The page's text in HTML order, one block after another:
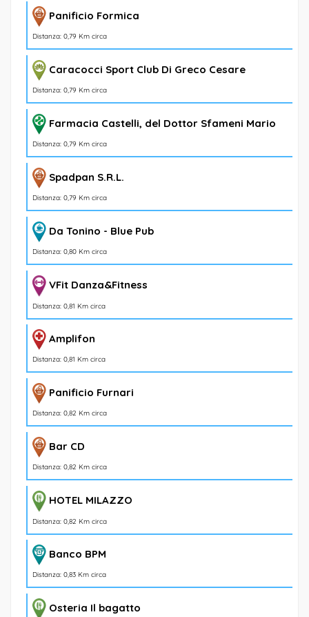
Panificio Formica
Distanza: 0,79 Km circa
Caracocci Sport Club Di Greco Cesare
Distanza: 0,79 Km circa
Farmacia Castelli, del Dottor Sfameni Mario
Distanza: 0,79 Km circa
Spadpan S.R.L.
Distanza: 0,79 Km circa
Da Tonino - Blue Pub
Distanza: 0,80 Km circa
VFit Danza&Fitness
Distanza: 0,81 Km circa
Amplifon
Distanza: 0,81 Km circa
Panificio Furnari
Distanza: 0,82 Km circa
Bar CD
Distanza: 0,82 Km circa
HOTEL MILAZZO
Distanza: 0,82 Km circa
Banco BPM
Distanza: 0,83 Km circa
Osteria Il bagatto